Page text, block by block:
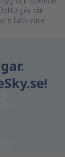
gör din
tack vare